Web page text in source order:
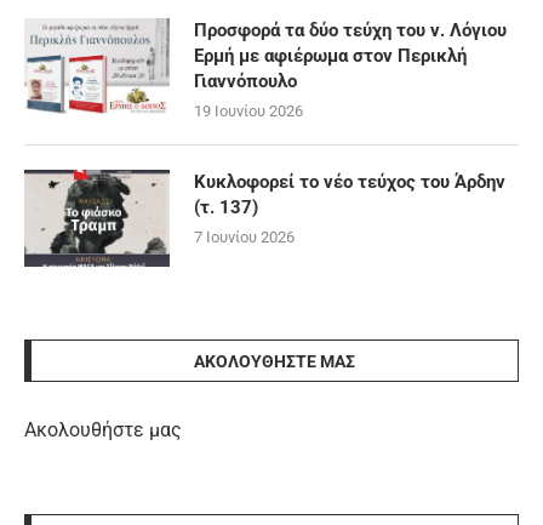
Προσφορά τα δύο τεύχη του ν. Λόγιου
Ερμή με αφιέρωμα στον Περικλή
Γιαννόπουλο
19 Ιουνίου 2026
Κυκλοφορεί το νέο τεύχος του Άρδην
(τ. 137)
7 Ιουνίου 2026
ΑΚΟΛΟΥΘΉΣΤΕ ΜΑΣ
Ακολουθήστε μας